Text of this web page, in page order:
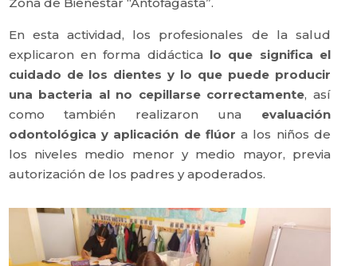
En esta actividad, los profesionales de la salud
explicaron en forma didáctica lo que significa el
cuidado de los dientes y lo que puede producir
una bacteria al no cepillarse correctamente, así
como también realizaron una evaluación
odontológica y aplicación de flúor a los niños de
los niveles medio menor y medio mayor, previa
autorización de los padres y apoderados.